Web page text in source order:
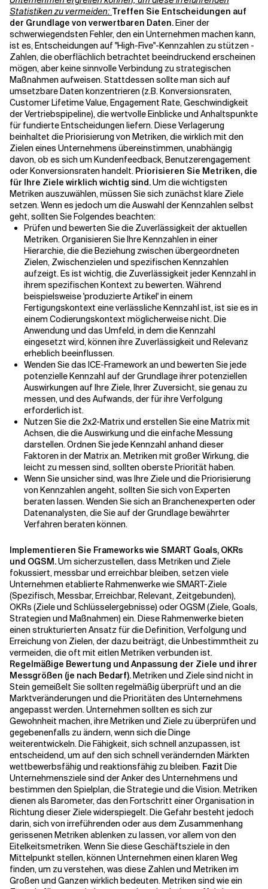
Statistiken zu vermeiden: Treffen Sie Entscheidungen auf
der Grundlage von verwertbaren Daten.Einer der
schwerwiegendsten Fehler, den ein Unternehmen machen kann,
ist es, Entscheidungen auf "High-Five"-Kennzahlen zu stützen -
Zahlen, die oberflächlich betrachtet beeindruckend erscheinen
mögen, aber keine sinnvolle Verbindung zu strategischen
Maßnahmen aufweisen. Stattdessen sollte man sich auf
umsetzbare Daten konzentrieren (z.B. Konversionsraten,
Customer Lifetime Value, Engagement Rate, Geschwindigkeit
der Vertriebspipeline), die wertvolle Einblicke und Anhaltspunkte
für fundierte Entscheidungen liefern. Diese Verlagerung
beinhaltet die Priorisierung von Metriken, die wirklich mit den
Zielen eines Unternehmens übereinstimmen, unabhängig
davon, ob es sich um Kundenfeedback, Benutzerengagement
oder Konversionsraten handelt. Priorisieren Sie Metriken, die
für Ihre Ziele wirklich wichtig sind.Um die wichtigsten
Metriken auszuwählen, müssen Sie sich zunächst klare Ziele
setzen. Wenn es jedoch um die Auswahl der Kennzahlen selbst
geht, sollten Sie Folgendes beachten:
Prüfen und bewerten Sie die Zuverlässigkeit der aktuellen
Metriken. Organisieren Sie Ihre Kennzahlen in einer
Hierarchie, die die Beziehung zwischen übergeordneten
Zielen, Zwischenzielen und spezifischen Kennzahlen
aufzeigt. Es ist wichtig, die Zuverlässigkeit jeder Kennzahl in
ihrem spezifischen Kontext zu bewerten. Während
beispielsweise 'produzierte Artikel' in einem
Fertigungskontext eine verlässliche Kennzahl ist, ist sie es in
einem Codierungskontext möglicherweise nicht. Die
Anwendung und das Umfeld, in dem die Kennzahl
eingesetzt wird, können ihre Zuverlässigkeit und Relevanz
erheblich beeinflussen.
Wenden Sie das ICE-Framework an und bewerten Sie jede
potenzielle Kennzahl auf der Grundlage ihrer potenziellen
Auswirkungen auf Ihre Ziele, Ihrer Zuversicht, sie genau zu
messen, und des Aufwands, der für ihre Verfolgung
erforderlich ist.
Nutzen Sie die 2x2-Matrix und erstellen Sie eine Matrix mit
Achsen, die die Auswirkung und die einfache Messung
darstellen. Ordnen Sie jede Kennzahl anhand dieser
Faktoren in der Matrix an. Metriken mit großer Wirkung, die
leicht zu messen sind, sollten oberste Priorität haben.
Wenn Sie unsicher sind, was Ihre Ziele und die Priorisierung
von Kennzahlen angeht, sollten Sie sich von Experten
beraten lassen. Wenden Sie sich an Branchenexperten oder
Datenanalysten, die Sie auf der Grundlage bewährter
Verfahren beraten können.
Implementieren Sie Frameworks wie SMART Goals, OKRs
und OGSM.Um sicherzustellen, dass Metriken und Ziele
fokussiert, messbar und erreichbar bleiben, setzen viele
Unternehmen etablierte Rahmenwerke wie SMART-Ziele
(Spezifisch, Messbar, Erreichbar, Relevant, Zeitgebunden),
OKRs (Ziele und Schlüsselergebnisse) oder OGSM (Ziele, Goals,
Strategien und Maßnahmen) ein. Diese Rahmenwerke bieten
einen strukturierten Ansatz für die Definition, Verfolgung und
Erreichung von Zielen, der dazu beiträgt, die Unbestimmtheit zu
vermeiden, die oft mit eitlen Metriken verbunden ist.
Regelmäßige Bewertung und Anpassung der Ziele und ihrer
Messgrößen (je nach Bedarf).Metriken und Ziele sind nicht in
Stein gemeißelt Sie sollten regelmäßig überprüft und an die
Marktveränderungen und die Prioritäten des Unternehmens
angepasst werden. Unternehmen sollten es sich zur
Gewohnheit machen, ihre Metriken und Ziele zu überprüfen und
gegebenenfalls zu ändern, wenn sich die Dinge
weiterentwickeln. Die Fähigkeit, sich schnell anzupassen, ist
entscheidend, um auf den sich schnell verändernden Märkten
wettbewerbsfähig und reaktionsfähig zu bleiben. Fazit Die
Unternehmensziele sind der Anker des Unternehmens und
bestimmen den Spielplan, die Strategie und die Vision.Metriken
dienen als Barometer, das den Fortschritt einer Organisation in
Richtung dieser Ziele widerspiegelt. Die Gefahr besteht jedoch
darin, sich von irreführenden oder aus dem Zusammenhang
gerissenen Metriken ablenken zu lassen, vor allem von den
Eitelkeitsmetriken.Wenn Sie diese Geschäftsziele in den
Mittelpunkt stellen, können Unternehmen einen klaren Weg
finden, um zu verstehen, was diese Zahlen und Metriken im
Großen und Ganzen wirklich bedeuten.Metriken sind wie ein